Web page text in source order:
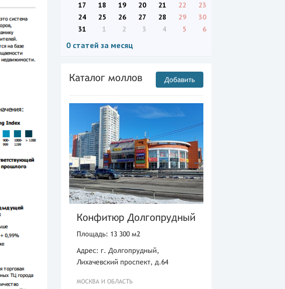
17
18 19 20 21 22
23
24
25 26 27 28 29
30
31
1 2 3 4 5 6
0 статей за месяц
Каталог моллов Добавить
Конфитюр Долгопрудный
Площадь: 13 300 м2
Адрес: г. Долгопрудный,
Лихачевский проспект, д.64
МОСКВА И ОБЛАСТЬ